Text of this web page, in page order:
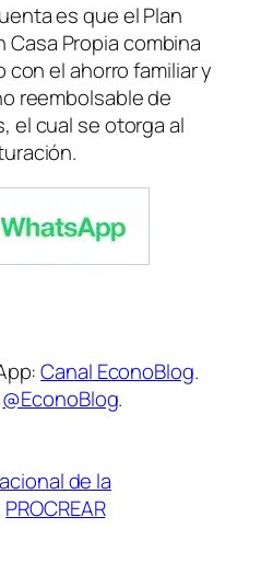
es que el Plan
Casa Propia combina
el ahorro familiar y
reembolsable de
el cual se otorga al
Canal EconoBlog.
@EconoBlog.
de la
PROCREAR